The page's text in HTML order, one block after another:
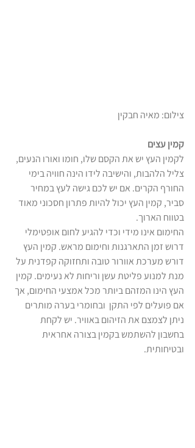
צילום: מאיה חבקין
קמין עצים
לקמין העץ יש את הקסם שלו, חומו ואורו הנעים,
צליל הלהבות, והישיבה לידו הינה חוויה בימי
החורף הקרים. אם יש לכם גישה לעץ במחיר
סביר, קמין העץ יכול להיות פתרון חסכוני מאוד
בטווח הארוך.
החימום אינו מידי וכדי להגיע לחום אופטימלי
דרוש זמן התארגנות וחימום מראש. קמין העץ
דורש מערכת אוורור טובה ותחזוקה קפדנית על
מנת למנוע פליטת עשן וריחות לא נעימים. קמין
העץ הינו המזהם ביותר מכל אמצעי החימום, אך
אם פועלים לפי התקן  ובחומרי בערה מותרים
ניתן לצמצם את הזיהום באוויר. יש לקחת
בחשבון להשתמש בקמין בצורה אחראית
ובטיחותית.